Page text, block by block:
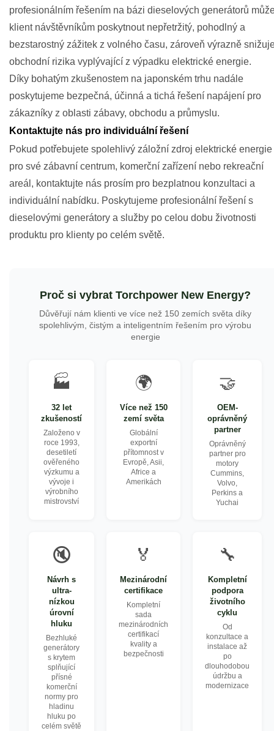
profesionálním řešením na bázi dieselových generátorů
klient návštěvníkům poskytnout nepřetržitý, pohodlný a
bezstarostný zážitek z volného času, zároveň výrazně
obchodní rizika vyplývající z výpadku elektrické energie.
Díky bohatým zkušenostem na japonském trhu nadále
poskytujeme bezpečná, účinná a tichá řešení napájení pro
zákazníky z oblasti zábavy, obchodu a průmyslu.
Kontaktujte nás pro individuální řešení
Pokud potřebujete spolehlivý záložní zdroj elektrické energie
pro své zábavní centrum, komerční zařízení nebo rekreační
areál, kontaktujte nás prosím pro bezplatnou konzultaci a
individuální nabídku. Poskytujeme profesionální řešení s
dieselovými generátory a služby po celou dobu životnosti
produktu pro klienty po celém světě.
Proč si vybrat Torchpower New Energy?
Důvěřují nám klienti ve více než 150 zemích světa díky
spolehlivým, čistým a inteligentním řešením pro výrobu
energie
🏭
32 let
zkušeností
Založeno v
roce 1993,
desetiletí
ověřeného
výzkumu a
vývoje i
výrobního
mistrovství
🌍
Více než 150
zemí světa
Globální
exportní
přítomnost v
Evropě, Asii,
Africe a
Amerikách
🤝
OEM-
oprávněný
partner
Oprávněný
partner pro
motory
Cummins,
Volvo,
Perkins a
Yuchai
🔇
Návrh s
ultra-
nízkou
úrovní
hluku
Bezhluké
generátory
s krytem
splňující
přísné
komerční
normy pro
hladinu
hluku po
celém světě
🏅
Mezinárodní
certifikace
Kompletní
sada
mezinárodních
certifikací
kvality a
bezpečnosti
🔧
Kompletní
podpora
životního
cyklu
Od
konzultace a
instalace až
po
dlouhodobou
údržbu a
modernizace